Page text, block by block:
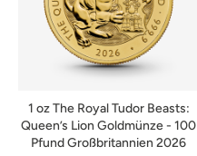
1 oz The Royal Tudor Beasts:
Queen’s Lion Goldmünze - 100
Pfund Großbritannien 2026